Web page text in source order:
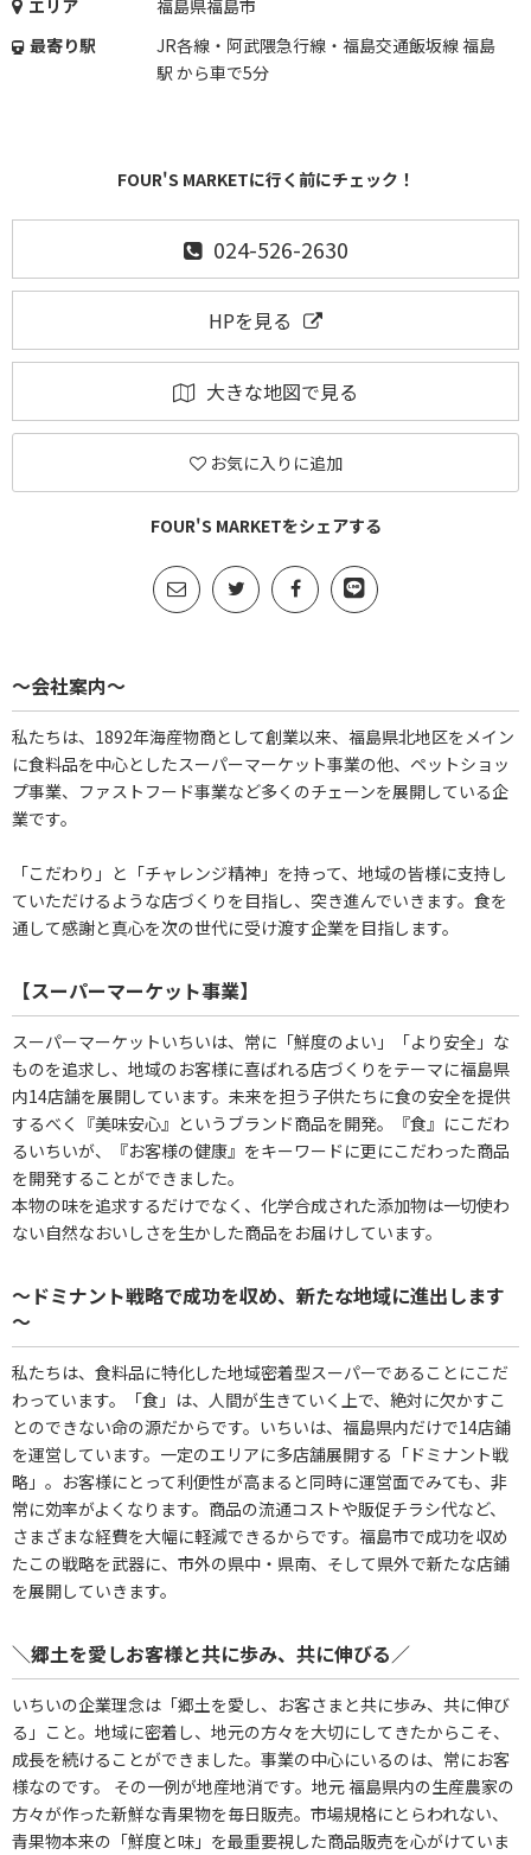
エリア
福島県福島市
最寄り駅
JR各線・阿武隈急行線・福島交通飯坂線 福島
駅 から車で5分
FOUR'S MARKETに行く前にチェック！
024-526-2630
HPを見る
大きな地図で見る
お気に入りに追加
FOUR'S MARKETをシェアする
～会社案内～
私たちは、1892年海産物商として創業以来、福島県北地区をメイン
に食料品を中心としたスーパーマーケット事業の他、ペットショッ
プ事業、ファストフード事業など多くのチェーンを展開している企
業です。
「こだわり」と「チャレンジ精神」を持って、地域の皆様に支持し
ていただけるような店づくりを目指し、突き進んでいきます。食を
通して感謝と真心を次の世代に受け渡す企業を目指します。
【スーパーマーケット事業】
スーパーマーケットいちいは、常に「鮮度のよい」「より安全」な
ものを追求し、地域のお客様に喜ばれる店づくりをテーマに福島県
内14店舗を展開しています。未来を担う子供たちに食の安全を提供
するべく『美味安心』というブランド商品を開発。『食』にこだわ
るいちいが、『お客様の健康』をキーワードに更にこだわった商品
を開発することができました。
本物の味を追求するだけでなく、化学合成された添加物は一切使わ
ない自然なおいしさを生かした商品をお届けしています。
～ドミナント戦略で成功を収め、新たな地域に進出します
～
私たちは、食料品に特化した地域密着型スーパーであることにこだ
わっています。「食」は、人間が生きていく上で、絶対に欠かすこ
とのできない命の源だからです。いちいは、福島県内だけで14店鋪
を運営しています。一定のエリアに多店舗展開する「ドミナント戦
略」。お客様にとって利便性が高まると同時に運営面でみても、非
常に効率がよくなります。商品の流通コストや販促チラシ代など、
さまざまな経費を大幅に軽減できるからです。福島市で成功を収め
たこの戦略を武器に、市外の県中・県南、そして県外で新たな店鋪
を展開していきます。
＼郷土を愛しお客様と共に歩み、共に伸びる／
いちいの企業理念は「郷土を愛し、お客さまと共に歩み、共に伸び
る」こと。地域に密着し、地元の方々を大切にしてきたからこそ、
成長を続けることができました。事業の中心にいるのは、常にお客
様なのです。 その一例が地産地消です。地元 福島県内の生産農家の
方々が作った新鮮な青果物を毎日販売。市場規格にとらわれない、
青果物本来の「鮮度と味」を最重要視した商品販売を心がけていま